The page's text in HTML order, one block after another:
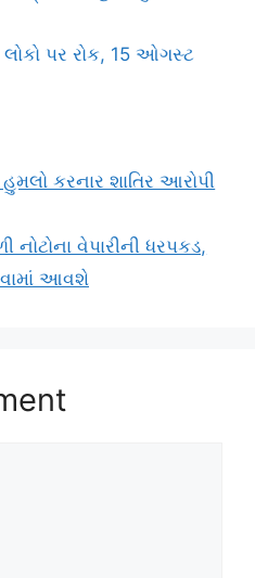
પર રોક, 15 ઓગસ્ટ
કરનાર શાતિર આરોપી
નોટોના વેપારીની ધરપકડ,
આવશે